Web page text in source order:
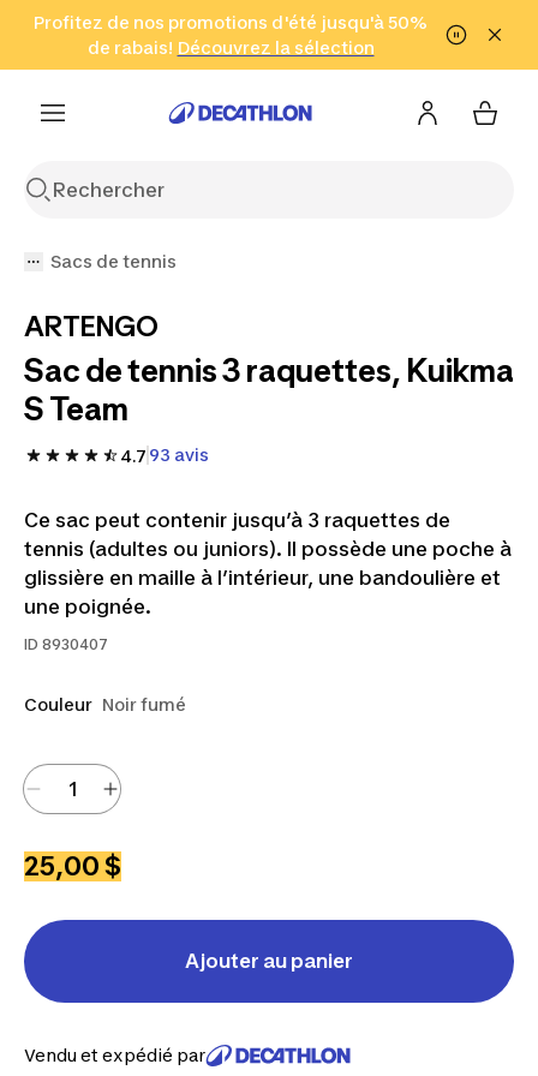
Aller à la recherche Aller au contenu Aller au pied de
Profitez de nos promotions d'été jusqu'à 50%
de rabais! Découvrez la sélection
Cliquez ici
en seulement 2 h!
(Zones sélectionnées)
Sacs de tennis
ARTENGO
Sac de tennis 3 raquettes, Kuikma
S Team
4.7 93 avis
Ce sac peut contenir jusqu’à 3 raquettes de
tennis (adultes ou juniors). Il possède une poche à
glissière en maille à l’intérieur, une bandoulière et
une poignée.
ID 8930407
Couleur Noir fumé
25,00 $
Ajouter au panier
Vendu et expédié par